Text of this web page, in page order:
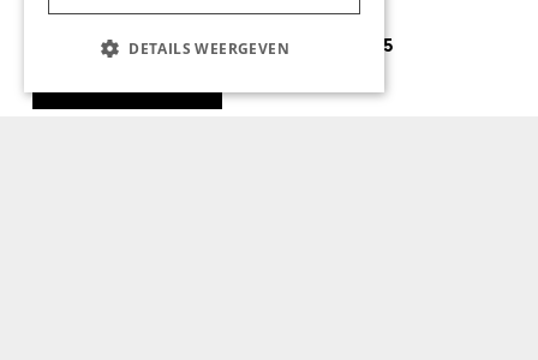
GASTRONOMIE
Restaurant 14-05
DETAILS WEERGEVEN